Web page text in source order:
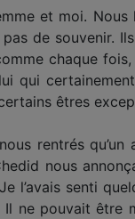
et moi.
pas de
chaque
qui
êtres
rentrés
nous
l’avais senti
ne pouvait être